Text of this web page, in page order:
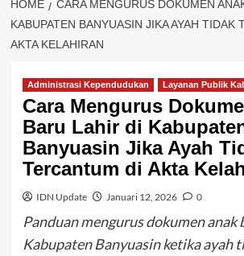
HOME
CARA MENGURUS DOKUMEN
KABUPATEN BANYUASIN JIKA AYAH TIDAK
AKTA KELAHIRAN
Administrasi Kependudukan Layanan Publik
Cara Mengurus
Baru Lahir di
Banyuasin Jika Ayah
Tercantum di Akta
IDN Update Januari 12, 2026 0
Panduan mengurus dokumen anak
Kabupaten Banyuasin ketika ayah